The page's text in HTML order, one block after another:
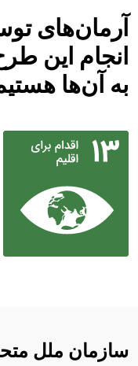
آرمان‌های
انجام این
به آن‌ها
سازمان ملل